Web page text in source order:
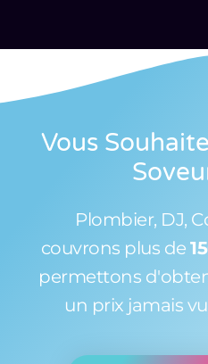
Vous
Plombier, DJ,
couvrons plus de
permettons
un prix jamais vu